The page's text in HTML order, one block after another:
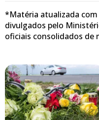
*Matéria atualizada
divulgados pelo
oficiais consolidados